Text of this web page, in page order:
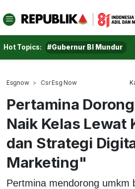
Hot Topics: #Gubernur BI Mundur
Esgnow Csr Esg Now
Pertamina
Naik Kelas Lewat
dan Strategi
Marketing"
Pertmina mendorong umkm